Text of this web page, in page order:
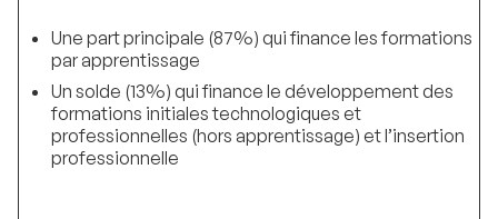
Une part principale (87%) qui finance les formations
par apprentissage
Un solde (13%) qui finance le développement des
formations initiales technologiques et
professionnelles (hors apprentissage) et l’insertion
professionnelle